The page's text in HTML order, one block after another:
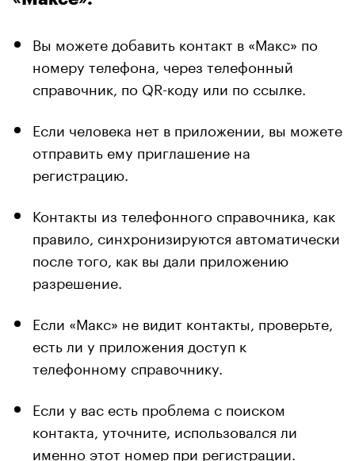
Вы можете добавить контакт в «Макс» по
номеру телефона, через телефонный
справочник, по QR-коду или по ссылке.
Если человека нет в приложении, вы можете
отправить ему приглашение на
регистрацию.
Контакты из телефонного справочника, как
правило, синхронизируются автоматически
после того, как вы дали приложению
разрешение.
Если «Макс» не видит контакты, проверьте,
есть ли у приложения доступ к
телефонному справочнику.
Если у вас есть проблема с поиском
контакта, уточните, использовался ли
именно этот номер при регистрации.